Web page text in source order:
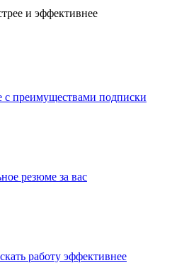
и эффективнее
с преимуществами подписки
резюме за вас
работу эффективнее